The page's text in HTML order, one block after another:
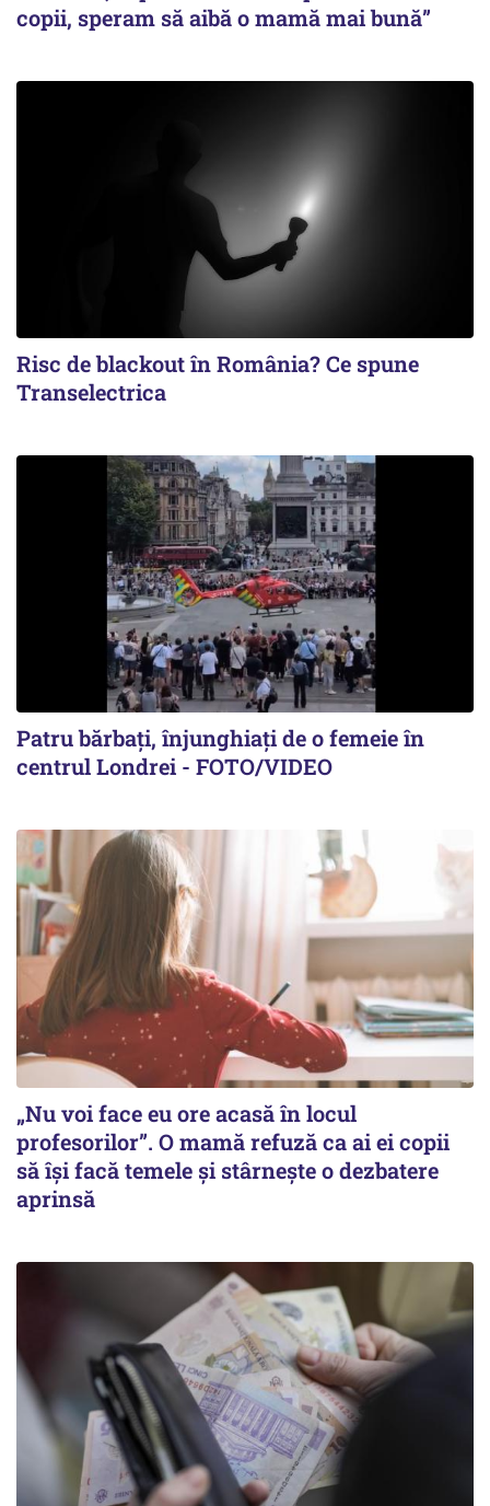
copii, speram să aibă o mamă mai bună”
Risc de blackout în România? Ce spune
Transelectrica
Patru bărbați, înjunghiați de o femeie în
centrul Londrei - FOTO/VIDEO
„Nu voi face eu ore acasă în locul
profesorilor”. O mamă refuză ca ai ei copii
să își facă temele și stârnește o dezbatere
aprinsă